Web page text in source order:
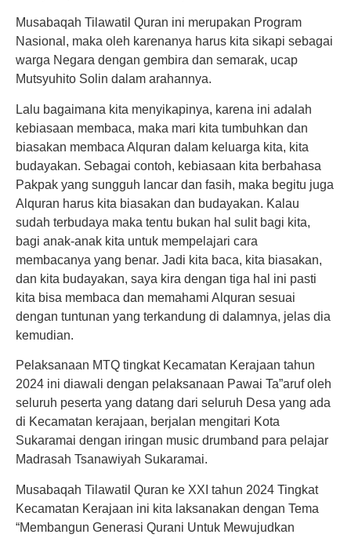
Musabaqah Tilawatil Quran ini merupakan Program
Nasional, maka oleh karenanya harus kita sikapi sebagai
warga Negara dengan gembira dan semarak, ucap
Mutsyuhito Solin dalam arahannya.
Lalu bagaimana kita menyikapinya, karena ini adalah
kebiasaan membaca, maka mari kita tumbuhkan dan
biasakan membaca Alquran dalam keluarga kita, kita
budayakan. Sebagai contoh, kebiasaan kita berbahasa
Pakpak yang sungguh lancar dan fasih, maka begitu juga
Alquran harus kita biasakan dan budayakan. Kalau
sudah terbudaya maka tentu bukan hal sulit bagi kita,
bagi anak-anak kita untuk mempelajari cara
membacanya yang benar. Jadi kita baca, kita biasakan,
dan kita budayakan, saya kira dengan tiga hal ini pasti
kita bisa membaca dan memahami Alquran sesuai
dengan tuntunan yang terkandung di dalamnya, jelas dia
kemudian.
Pelaksanaan MTQ tingkat Kecamatan Kerajaan tahun
2024 ini diawali dengan pelaksanaan Pawai Ta”aruf oleh
seluruh peserta yang datang dari seluruh Desa yang ada
di Kecamatan kerajaan, berjalan mengitari Kota
Sukaramai dengan iringan music drumband para pelajar
Madrasah Tsanawiyah Sukaramai.
Musabaqah Tilawatil Quran ke XXI tahun 2024 Tingkat
Kecamatan Kerajaan ini kita laksanakan dengan Tema
“Membangun Generasi Qurani Untuk Mewujudkan